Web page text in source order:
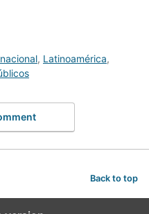
, Latinoamérica,
Back to top